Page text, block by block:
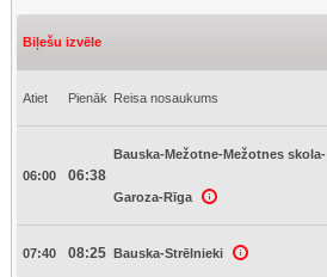
Biļešu izvēle
Atiet Pienāk Reisa nosaukums
06:00 06:38
Bauska-Mežotne-Mežotnes skola-
Garoza-Rīga
07:40 08:25 Bauska-Strēlnieki